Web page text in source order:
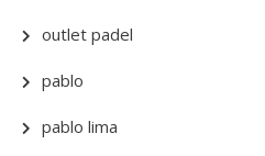
outlet padel
pablo
pablo lima